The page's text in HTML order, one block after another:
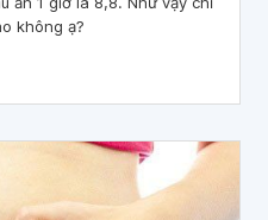
không ạ?